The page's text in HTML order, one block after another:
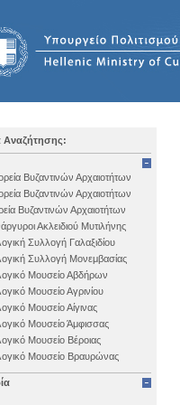
Αναζήτησης:
Βυζαντινών Αρχαιοτήτων
Βυζαντινών Αρχαιοτήτων
Βυζαντινών Αρχαιοτήτων
Ακλειδιού Μυτιλήνης
Συλλογή Γαλαξιδίου
Συλλογή Μονεμβασίας
Μουσείο Αβδήρων
Μουσείο Αγρινίου
Μουσείο Αίγινας
Μουσείο Άμφισσας
Μουσείο Βέροιας
Μουσείο Βραυρώνας
Μουσείο Δελφών
Μουσείο Ηγουμενίτσας